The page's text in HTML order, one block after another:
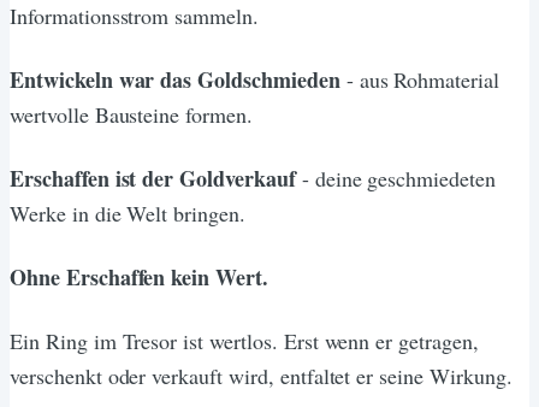
Informationsstrom sammeln.
Entwickeln war das Goldschmieden - aus Rohmaterial
wertvolle Bausteine formen.
Erschaffen ist der Goldverkauf- deine geschmiedeten
Werke in die Welt bringen.
Ohne Erschaffen kein Wert.
Ein Ring im Tresor ist wertlos. Erst wenn er getragen,
verschenkt oder verkauft wird, entfaltet er seine Wirkung.